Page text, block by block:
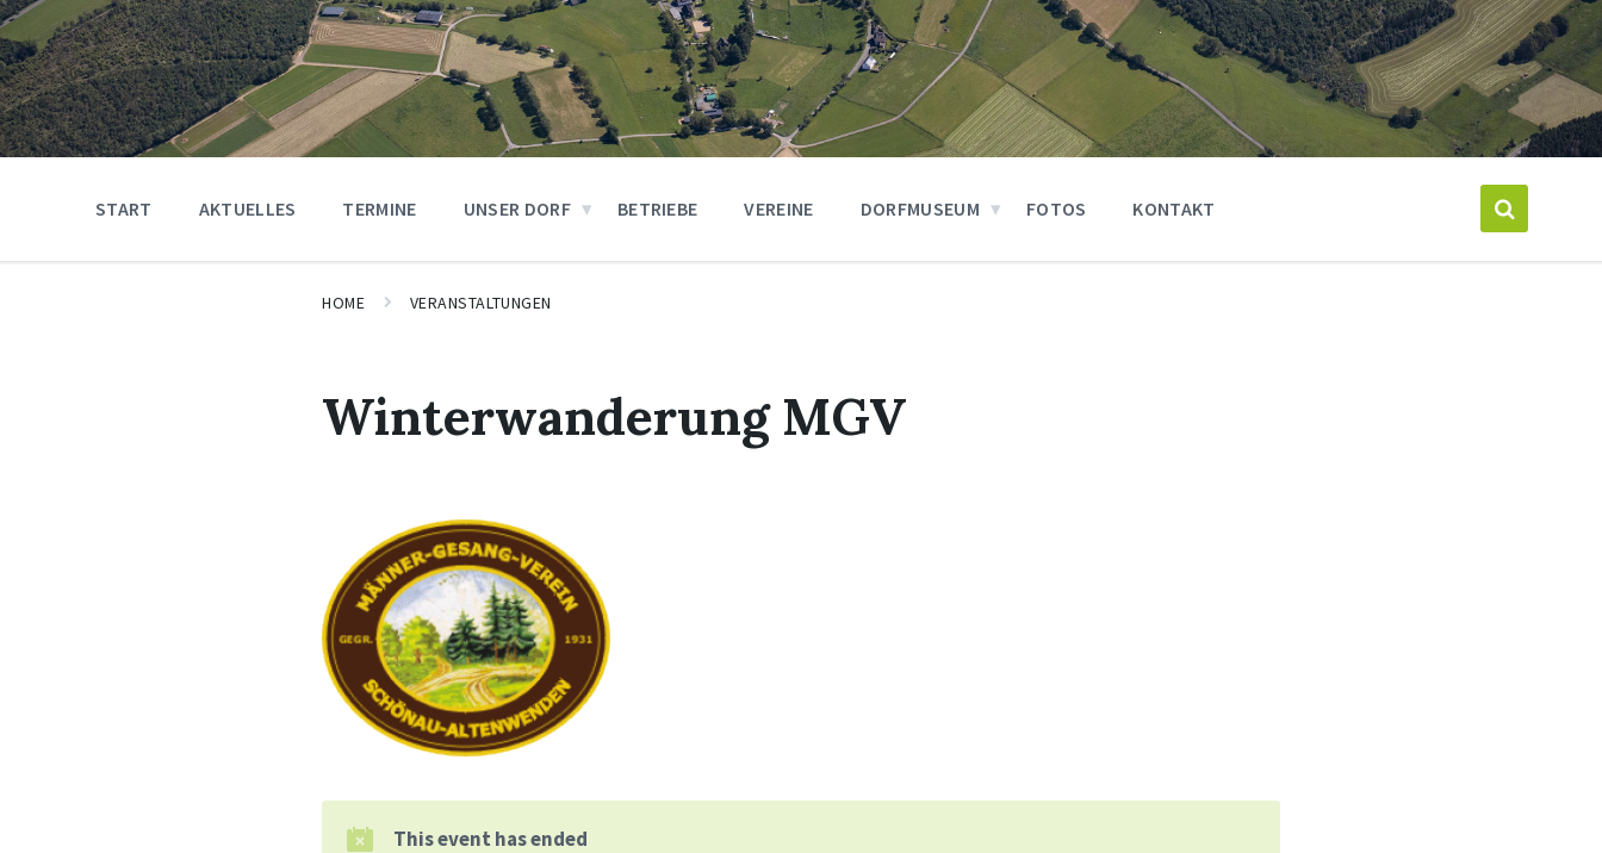
START AKTUELLES TERMINE UNSER DORF BETRIEBE VEREINE DORFMUSEUM FOTOS KONTAKT
HOME VERANSTALTUNGEN
Winterwanderung MGV
This event has ended